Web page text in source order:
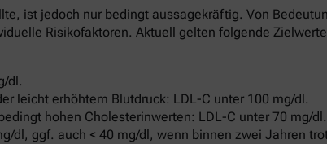
ist jedoch nur bedingt aussagekräftig. Von
Risikofaktoren. Aktuell gelten folgende
dl.
leicht erhöhtem Blutdruck: LDL-C unter 100 mg/dl.
hohen Cholesterinwerten: LDL-C unter 70 mg/dl.
dl, ggf. auch < 40 mg/dl, wenn binnen zwei Jahren